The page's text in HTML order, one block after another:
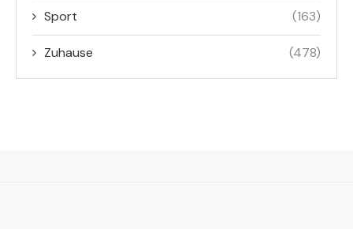
Sport (163)
Zuhause (478)